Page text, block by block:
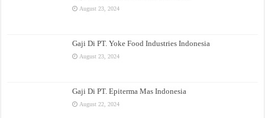
August 23, 2024
Gaji Di PT. Yoke Food Industries Indonesia
August 23, 2024
Gaji Di PT. Epiterma Mas Indonesia
August 22, 2024